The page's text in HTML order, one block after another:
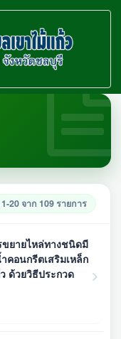
20 จาก 109 รายการ
ขยายไหล่ทางชนิดมี
คอนกรีตเสริมเหล็ก
ด้วยวิธีประกวด